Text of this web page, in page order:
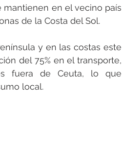
en el vecino país
de la Costa del Sol.
y en las costas este
del 75% en el transporte,
fuera de Ceuta, lo que
local.